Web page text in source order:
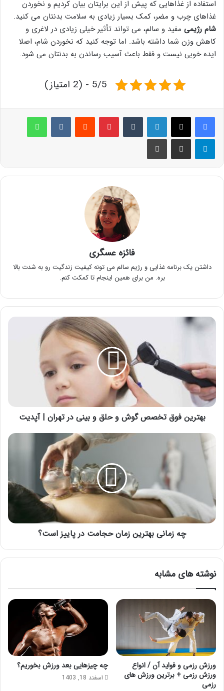
استفاده از غذاهایی که پیش از این برایتان بیان کردیم و نخوردن
غذاهای چرب و مضر، کمک بسیار زیادی به سلامت بدنتان می کنید.
شام رژیمی مفید و سالم، می تواند تأثیر خیلی زیادی در لاغری و
کاهش وزن شما داشته باشد. اما توجه کنید که نخوردن شام، اصلا
ایده خوبی نیست و فقط باعث آسیب رساندن به بدنتان می شود.
5/5 - (2 امتیاز)
لینکدین ‫تامبلر پینترست‫رددیت ‫VKontakteواتس آپ
تلگرام اشتراک گذاری از طریق ایمیل چاپ
فائزه عسگری
داشتن یک برنامه غذایی و رژیم سالم می تونه کیفیت زندگیت رو به شدت بالا
بره. من برای همین اینجام تا کمکت کنم.
بهترین
و
حلق
و
بینی
در
تهران
آپدیت
بهترین فوق تخصص گوش و حلق و بینی در تهران | آپدیت
چه
زمانی
بهترین
پاییز
است؟
چه زمانی بهترین زمان حجامت در پاییز است؟
نوشته های مشابه
ورزش رزمی و فواید آن / انواع
ورزش رزمی + برترین ورزش های
رزمی
چه چیزهایی بعد ورزش بخوریم؟
اسفند 18, 1403